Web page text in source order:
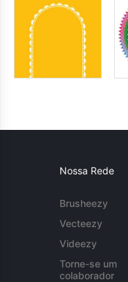
Nossa Rede
Brusheezy
Vecteezy
Videezy
Torne-se um
colaborador